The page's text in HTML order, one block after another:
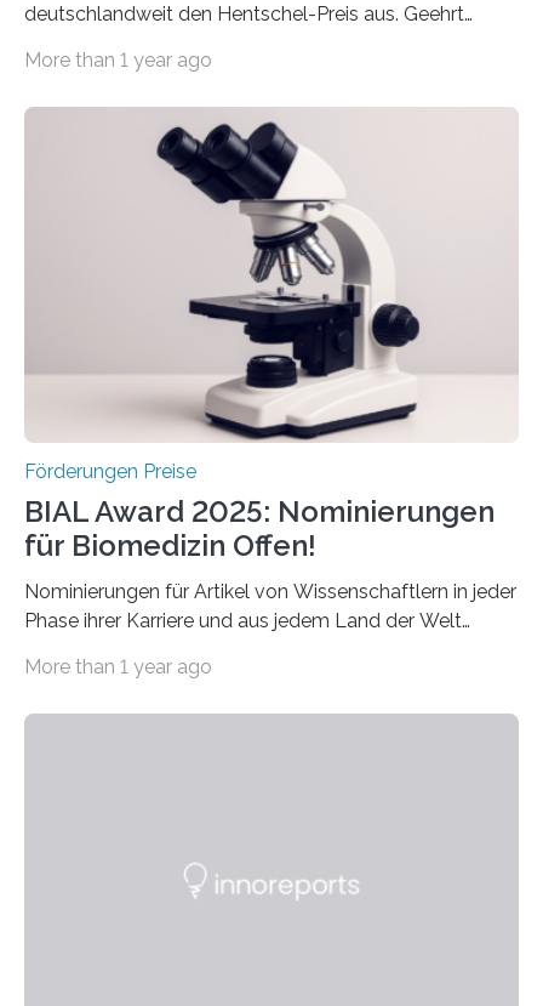
deutschlandweit den Hentschel-Preis aus. Geehrt
hochrangige wissenschaftliche Publikation zum Thema
Schlaganfall“ mit Sitz in Würzburg fördert die
Schlaganfallforschung, um die Behandlung der
Betroffenen zu verbessern. Dazu schreibt sie auch in
diesem Jahr wieder deutschlandweit den Hentschel-
Preis aus. Er richtet sich gezielt an jüngere
Forscherinnen und Forscher unter 40 Jahren. Geehrt
werden soll eine herausragende Doktorarbeit oder eine
hochrangige wissenschaftliche Publikation zum Thema
More than 1 year ago
Förderungen Preise
BIAL Award 2025: Nominierungen
für Biomedizin Offen!
Nominierungen für Artikel von Wissenschaftlern in jeder
Phase ihrer Karriere und aus jedem Land der Welt
Leben gerufen, um die bemerkenswertesten
Foundation, des BIAL Award in Biomedicine ist in
More than 1 year ago